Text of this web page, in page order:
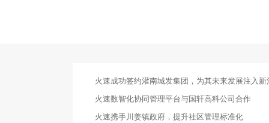
火速成功签约灌南城发集团，为其未来发展注入新
火速数智化协同管理平台与国轩高科公司合作
火速携手川姜镇政府，提升社区管理标准化